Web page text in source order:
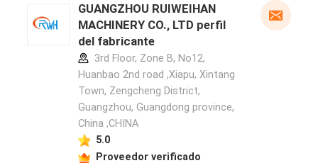
GUANGZHOU RUIWEIHAN
MACHINERY CO., LTD perfil
del fabricante
3rd Floor, Zone B, No12,
Huanbao 2nd road ,Xiapu, Xintang
Town, Zengcheng District,
Guangzhou, Guangdong province,
China ,CHINA
5.0
Proveedor verificado